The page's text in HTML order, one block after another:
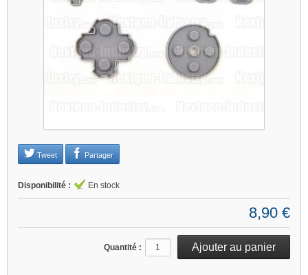
Changer mes préférences
Tweet Partager
Disponibilité : En stock
8,90 €
Quantité :